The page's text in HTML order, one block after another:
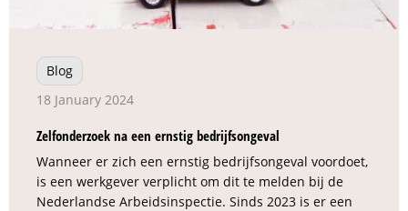
Blog
18 January 2024
Zelfonderzoek na een ernstig bedrijfsongeval
Wanneer er zich een ernstig bedrijfsongeval voordoet,
is een werkgever verplicht om dit te melden bij de
Nederlandse Arbeidsinspectie. Sinds 2023 is er een